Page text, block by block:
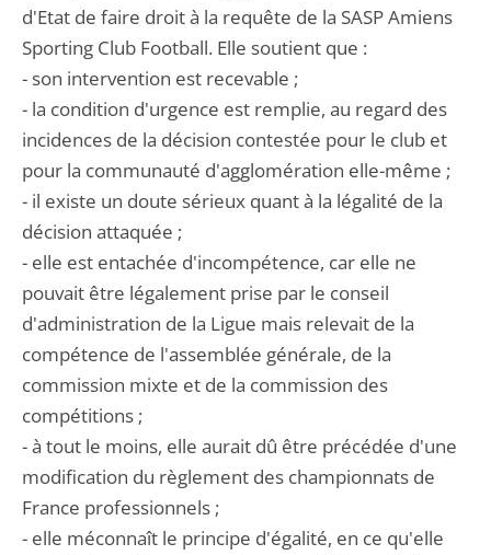
d'Etat de faire droit à la requête de la SASP Amiens
Sporting Club Football. Elle soutient que :
- son intervention est recevable ;
- la condition d'urgence est remplie, au regard des
incidences de la décision contestée pour le club et
pour la communauté d'agglomération elle-même ;
- il existe un doute sérieux quant à la légalité de la
décision attaquée ;
- elle est entachée d'incompétence, car elle ne
pouvait être légalement prise par le conseil
d'administration de la Ligue mais relevait de la
compétence de l'assemblée générale, de la
commission mixte et de la commission des
compétitions ;
- à tout le moins, elle aurait dû être précédée d'une
modification du règlement des championnats de
France professionnels ;
- elle méconnaît le principe d'égalité, en ce qu'elle